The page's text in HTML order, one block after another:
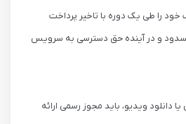
را طی یک دوره با تاخیر پرداخت
و در آینده حق دسترسی به سرویس
ویدیو، باید مجوز رسمی ارائه